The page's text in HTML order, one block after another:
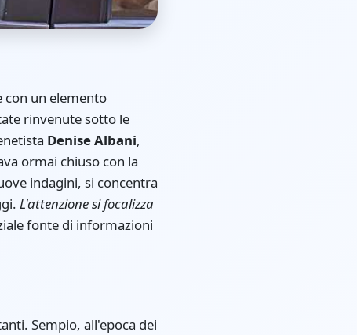
con un elemento
rinvenute sotto le
Denise Albani,
ormai chiuso con la
indagini, si concentra
L'attenzione si focalizza
fonte di informazioni
Sempio, all'epoca dei